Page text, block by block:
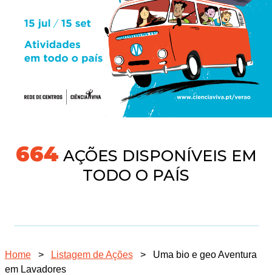
691AÇÕES DISPONÍVEIS EM
TODO O PAÍS
Home > Listagem de Ações >
Uma bio e geo Aventura
em Lavadores